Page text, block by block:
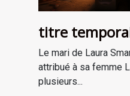
titre
Le mari de Laura
attribué à sa femme
plusieurs...